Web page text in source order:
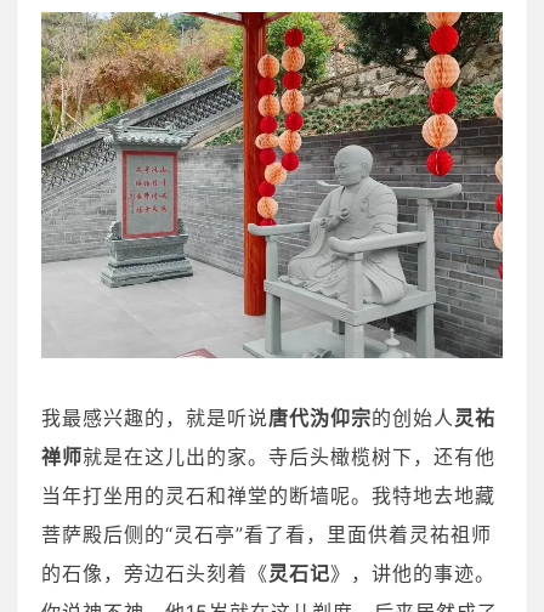
我最感兴趣的，就是听说唐代沩仰宗的创始人 灵祐
禅师就是在这儿出的家。寺后头橄榄树下，还有他
当年打坐用的灵石和禅堂的断墙呢。我特地去地藏
菩萨殿后侧的“灵石亭”看了看，里面供着灵祐祖师
的石像，旁边石头刻着《灵石记》，讲他的事迹。